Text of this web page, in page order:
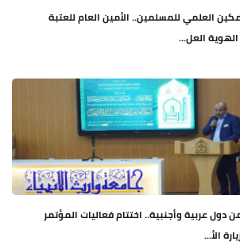
العلمي للمسلمين.. الأمين العام للعتبة
العل...
دول عربية وأجنبية.. اختتام فعاليات المؤتمر
الأ...